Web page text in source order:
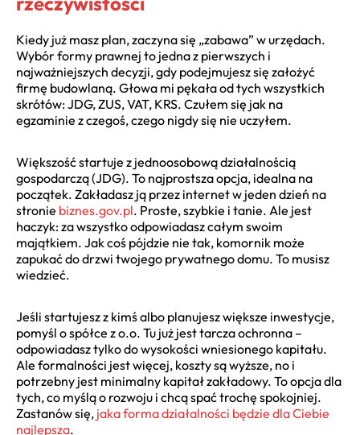
Kiedy już masz plan, zaczyna się „zabawa” w urzędach.
Wybór formy prawnej to jedna z pierwszych i
najważniejszych decyzji, gdy podejmujesz się założyć
firmę budowlaną. Głowa mi pękała od tych wszystkich
skrótów: JDG, ZUS, VAT, KRS. Czułem się jak na
egzaminie z czegoś, czego nigdy się nie uczyłem.
Większość startuje z jednoosobową działalnością
gospodarczą (JDG). To najprostsza opcja, idealna na
początek. Zakładasz ją przez internet w jeden dzień na
stronie biznes.gov.pl. Proste, szybkie i tanie. Ale jest
haczyk: za wszystko odpowiadasz całym swoim
majątkiem. Jak coś pójdzie nie tak, komornik może
zapukać do drzwi twojego prywatnego domu. To musisz
wiedzieć.
Jeśli startujesz z kimś albo planujesz większe inwestycje,
pomyśl o spółce z o.o. Tu już jest tarcza ochronna –
odpowiadasz tylko do wysokości wniesionego kapitału.
Ale formalności jest więcej, koszty są wyższe, no i
potrzebny jest minimalny kapitał zakładowy. To opcja dla
tych, co myślą o rozwoju i chcą spać trochę spokojniej.
Zastanów się, jaka forma działalności będzie dla Ciebie
najlepsza.